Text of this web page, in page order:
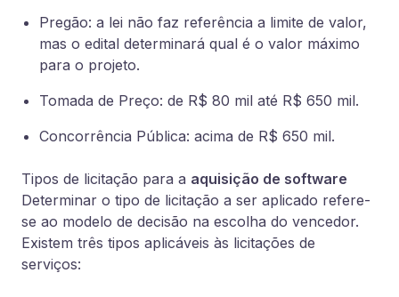
Pregão: a lei não faz referência a limite de valor,
mas o edital determinará qual é o valor máximo
para o projeto.
Tomada de Preço: de R$ 80 mil até R$ 650 mil.
Concorrência Pública: acima de R$ 650 mil.
Tipos de licitação para a aquisição de software
Determinar o tipo de licitação a ser aplicado refere-
se ao modelo de decisão na escolha do vencedor.
Existem três tipos aplicáveis às licitações de
serviços: